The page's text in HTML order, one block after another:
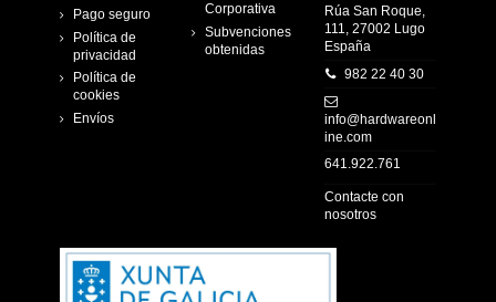
Pago seguro
Política de
privacidad
Política de
cookies
Envíos
Corporativa
Subvenciones
obtenidas
Rúa San Roque,
111, 27002 Lugo
España
982 22 40 30
info@hardwareonl
ine.com
641.922.761
Contacte con
nosotros